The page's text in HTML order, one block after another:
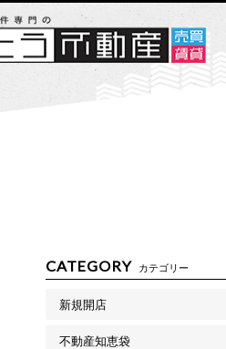
CATEGORY カテゴリー
新規開店
不動産知恵袋